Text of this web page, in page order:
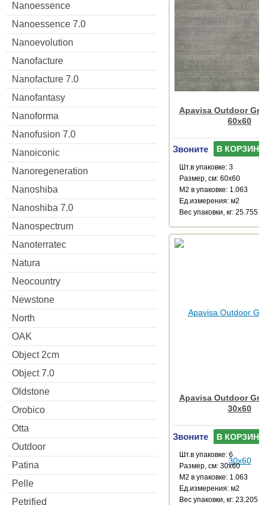
Nanoessence
Nanoessence 7.0
Nanoevolution
Nanofacture
Nanofacture 7.0
Nanofantasy
Nanoforma
Nanofusion 7.0
Nanoiconic
Nanoregeneration
Nanoshiba
Nanoshiba 7.0
Nanospectrum
Nanoterratec
Natura
Neocountry
Newstone
North
OAK
Object 2cm
Object 7.0
Oldstone
Orobico
Otta
Outdoor
Patina
Pelle
Petrified
Apavisa Outdoor
60x60
Звоните В КОРЗИНУ
Шт.в упаковке: 3
Размер, см: 60x60
М2 в упаковке: 1.063
Ед.измерения: м2
Веc упаковки, кг: 25.755
Apavisa Outdoor
30x60
Звоните В КОРЗИНУ
Шт.в упаковке: 6
Размер, см: 30x60
М2 в упаковке: 1.063
Ед.измерения: м2
Веc упаковки, кг: 23.205